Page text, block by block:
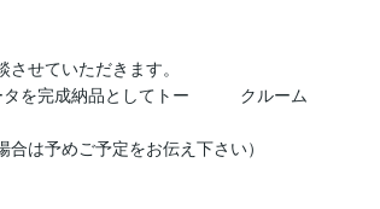
せていただきます。
を完成納品としてトー　　　クルーム
は予めご予定をお伝え下さい）